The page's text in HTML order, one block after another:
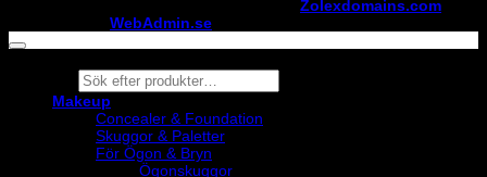
Zolexdomains.com
WebAdmin.se
Products
search
Makeup
Concealer & Foundation
Skuggor & Paletter
För Ögon & Bryn
Ögonskuggor